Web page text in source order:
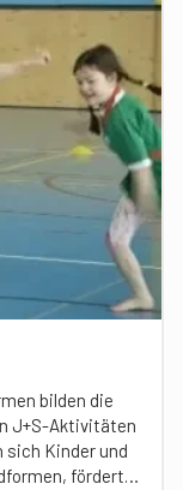
bilden die
J+S-Aktivitäten
sich Kinder und
fördert